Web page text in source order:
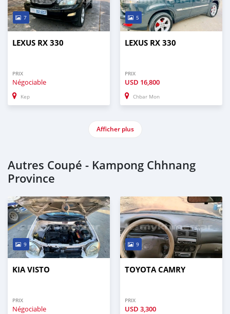
7
LEXUS RX 330
PRIX
Négociable
Kep
5
LEXUS RX 330
PRIX
USD 16,800
Chbar Mon
Afficher plus
Autres Coupé - Kampong Chhnang
Province
9
KIA VISTO
PRIX
Négociable
9
TOYOTA CAMRY
PRIX
USD 3,300